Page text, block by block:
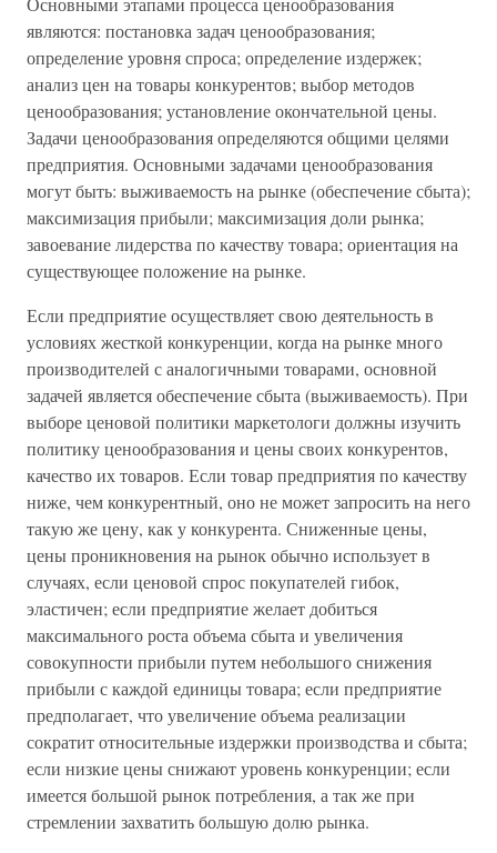
являются: постановка задач ценообразования;
определение уровня спроса; определение издержек;
анализ цен на товары конкурентов; выбор методов
ценообразования; установление окончательной цены.
Задачи ценообразования определяются общими целями
предприятия. Основными задачами ценообразования
могут быть: выживаемость на рынке (обеспечение сбыта);
максимизация прибыли; максимизация доли рынка;
завоевание лидерства по качеству товара; ориентация на
существующее положение на рынке.
Если предприятие осуществляет свою деятельность в
условиях жесткой конкуренции, когда на рынке много
производителей с аналогичными товарами, основной
задачей является обеспечение сбыта (выживаемость). При
выборе ценовой политики маркетологи должны изучить
политику ценообразования и цены своих конкурентов,
качество их товаров. Если товар предприятия по качеству
ниже, чем конкурентный, оно не может запросить на него
такую же цену, как у конкурента. Сниженные цены,
цены проникновения на рынок обычно использует в
случаях, если ценовой спрос покупателей гибок,
эластичен; если предприятие желает добиться
максимального роста объема сбыта и увеличения
совокупности прибыли путем небольшого снижения
прибыли с каждой единицы товара; если предприятие
предполагает, что увеличение объема реализации
сократит относительные издержки производства и сбыта;
если низкие цены снижают уровень конкуренции; если
имеется большой рынок потребления, а так же при
стремлении захватить большую долю рынка.